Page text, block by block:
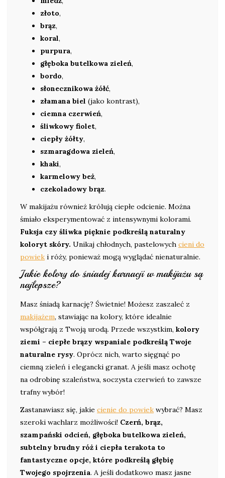
złoto,
brąz,
koral,
purpura,
głęboka butelkowa zieleń,
bordo,
słonecznikowa żółć,
złamana biel (jako kontrast),
ciemna czerwień,
śliwkowy fiolet,
ciepły żółty,
szmaragdowa zieleń,
khaki,
karmelowy beż,
czekoladowy brąz.
W makijażu również królują ciepłe odcienie. Można
śmiało eksperymentować z intensywnymi kolorami.
Fuksja czy śliwka pięknie podkreślą naturalny
koloryt skóry. Unikaj chłodnych, pastelowych cieni do
powiek i róży, ponieważ mogą wyglądać nienaturalnie.
Jakie kolory do śniadej karnacji w makijażu są
najlepsze?
Masz śniadą karnację? Świetnie! Możesz zaszaleć z
makijażem, stawiając na kolory, które idealnie
współgrają z Twoją urodą. Przede wszystkim, kolory
ziemi – ciepłe brązy wspaniale podkreślą Twoje
naturalne rysy. Oprócz nich, warto sięgnąć po
ciemną zieleń i elegancki granat. A jeśli masz ochotę
na odrobinę szaleństwa, soczysta czerwień to zawsze
trafny wybór!
Zastanawiasz się, jakie cienie do powiek wybrać? Masz
szeroki wachlarz możliwości! Czerń, brąz,
szampański odcień, głęboka butelkowa zieleń,
subtelny brudny róż i ciepła terakota to
fantastyczne opcje, które podkreślą głębię
Twojego spojrzenia. A jeśli dodatkowo masz jasne